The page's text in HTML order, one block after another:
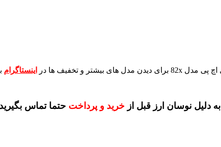
برای دیدن مدل های بیشتر و تخفیف ها در اینستاگرام
به دلیل نوسان ارز قبل از خرید و پرداختحتما تماس بگیرید